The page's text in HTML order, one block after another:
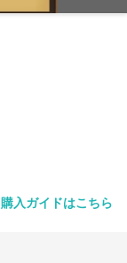
購入ガイドはこちら